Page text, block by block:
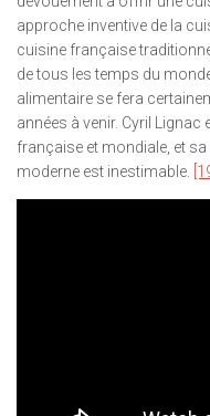
approche inventive de la
cuisine française
de tous les temps du
alimentaire se fera
années à venir. Cyril
française et mondiale, et
moderne est inestimable.